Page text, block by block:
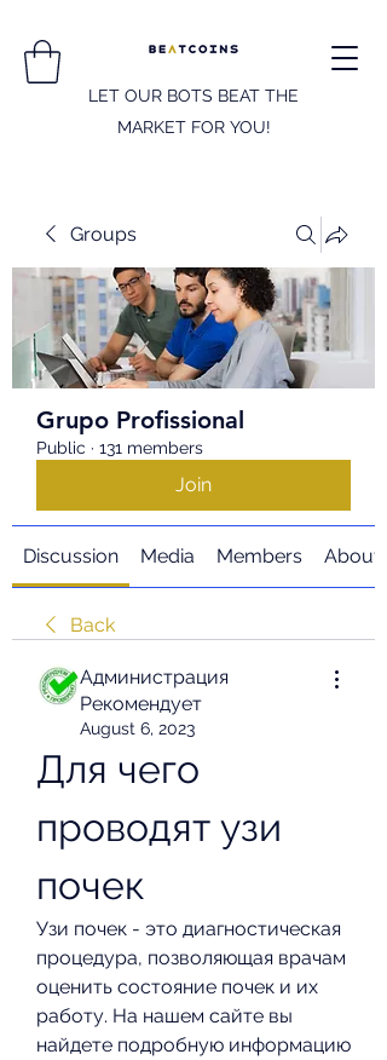
LET OUR BOTS BEAT THE
MARKET FOR YOU!
Groups
Grupo Profissional
Public · 131 members
Join
Discussion Media Members About
Back
Администрация
Рекомендует
August 6, 2023
Для чего
проводят узи
почек
Узи почек - это диагностическая
процедура, позволяющая врачам
оценить состояние почек и их
работу. На нашем сайте вы
найдете подробную информацию